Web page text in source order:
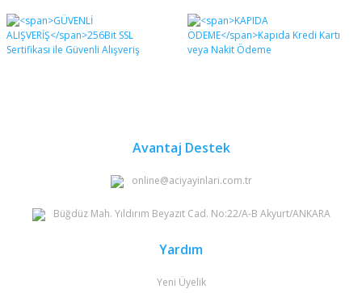
Bu ürüne benzer farklı alternatifler olmalı.
Avantaj Destek
online@aciyayinlari.com.tr
Büğdüz Mah. Yıldırım Beyazıt Cad. No:22/A-B Akyurt/ANKARA
Yardım
Yeni Üyelik